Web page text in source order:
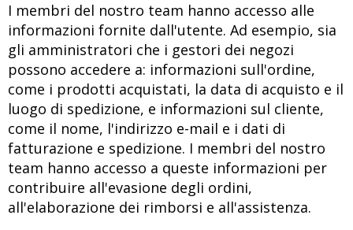
I membri del nostro team hanno accesso alle
informazioni fornite dall'utente. Ad esempio, sia
gli amministratori che i gestori dei negozi
possono accedere a: informazioni sull'ordine,
come i prodotti acquistati, la data di acquisto e il
luogo di spedizione, e informazioni sul cliente,
come il nome, l'indirizzo e-mail e i dati di
fatturazione e spedizione. I membri del nostro
team hanno accesso a queste informazioni per
contribuire all'evasione degli ordini,
all'elaborazione dei rimborsi e all'assistenza.